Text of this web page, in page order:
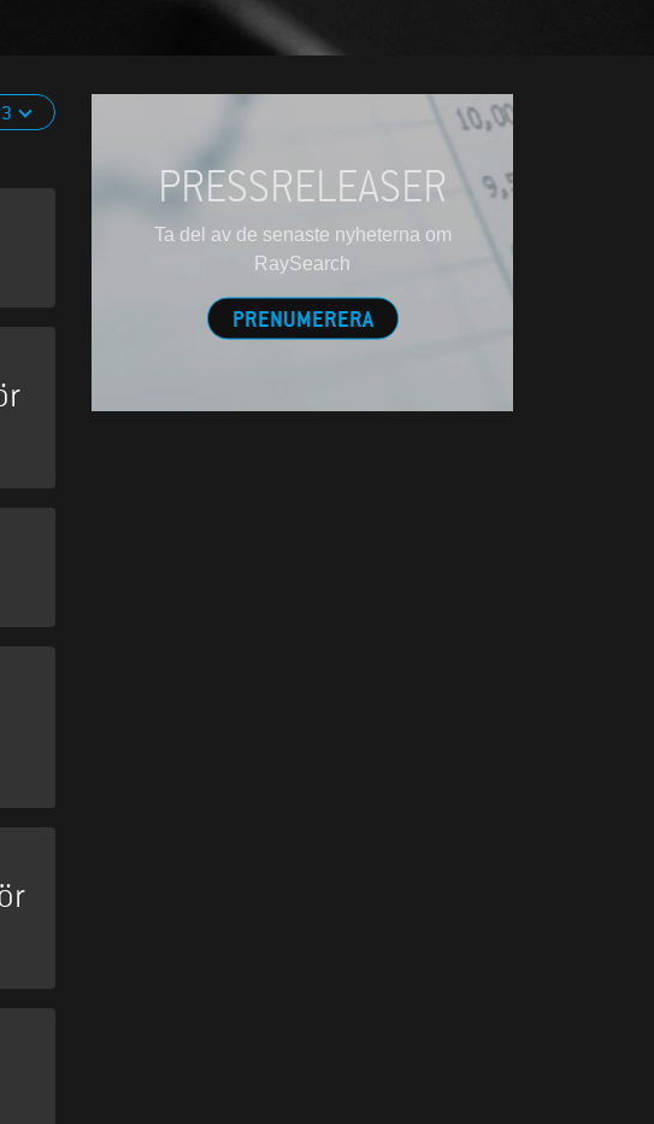
PRESSRELEASER
Ta del av de senaste nyheterna om
RaySearch
PRENUMERERA